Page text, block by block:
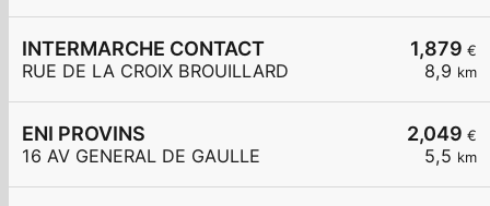
1,879 €
8,9 km
INTERMARCHE CONTACT
RUE DE LA CROIX BROUILLARD
2,049 €
5,5 km
ENI PROVINS
16 AV GENERAL DE GAULLE